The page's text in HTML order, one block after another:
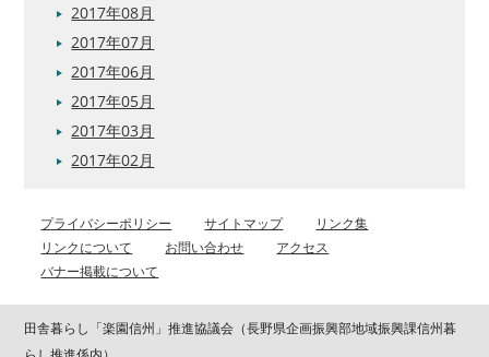
2017年08月
2017年07月
2017年06月
2017年05月
2017年03月
2017年02月
プライバシーポリシー サイトマップ
リンク集
リンクについて
お問い合わせ
アクセス
バナー掲載について
田舎暮らし「楽園信州」推進協議会（長野県企画振興部地域振興課信州暮